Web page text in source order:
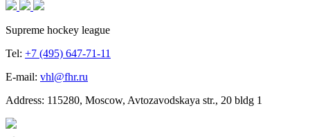
Supreme hockey league
Tel: +7 (495) 647-71-11
E-mail: vhl@fhr.ru
Address: 115280, Moscow, Avtozavodskaya str., 20 bldg 1